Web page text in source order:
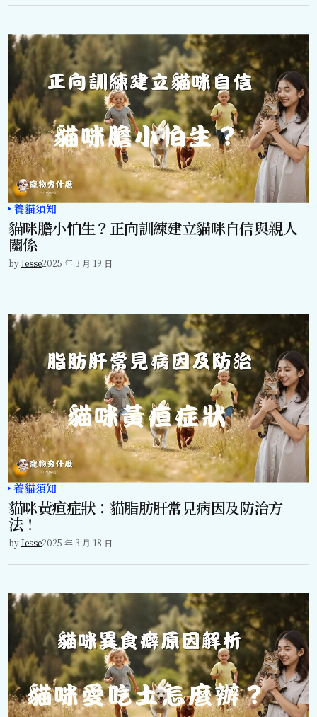
養貓須知
貓咪膽小怕生？正向訓練建立貓咪自信與親人
關係
byJesse2025 年 3 月 19 日
養貓須知
貓咪黃疸症狀：貓脂肪肝常見病因及防治方
法！
byJesse2025 年 3 月 18 日